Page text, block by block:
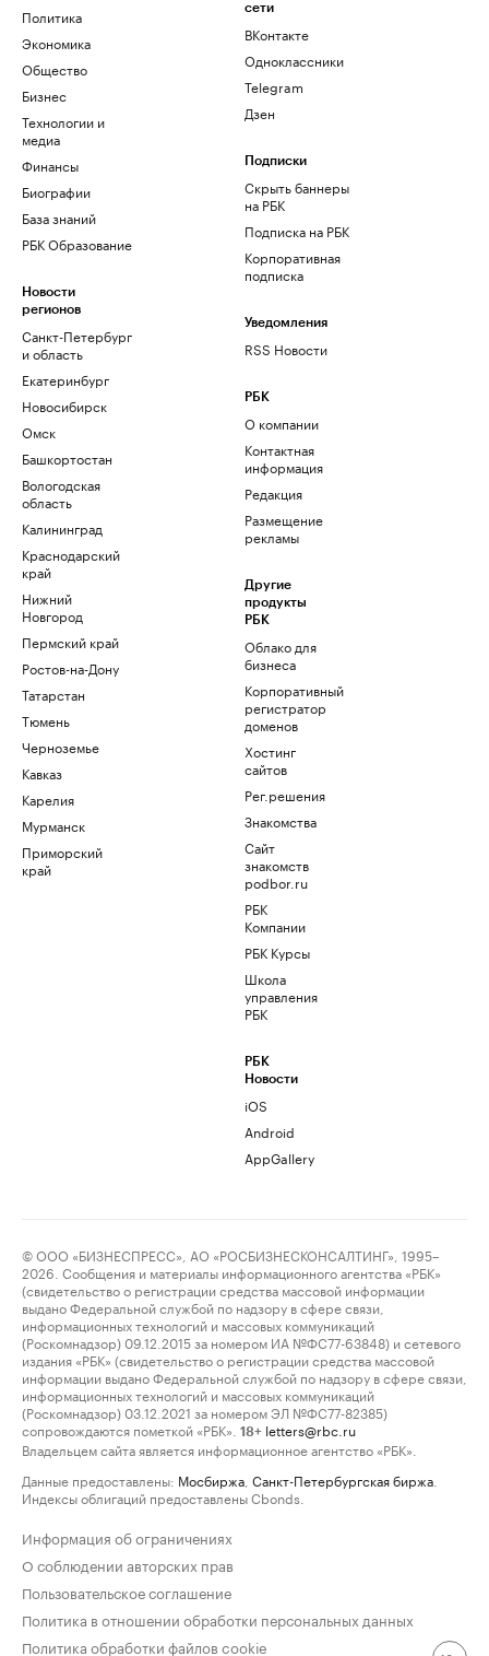
Политика
Экономика
Общество
Бизнес
Технологии и
медиа
Финансы
Биографии
База знаний
РБК Образование
Новости
регионов
Санкт-Петербург
и область
Екатеринбург
Новосибирск
Омск
Башкортостан
Вологодская
область
Калининград
Краснодарский
край
Нижний
Новгород
Пермский край
Ростов-на-Дону
Татарстан
Тюмень
Черноземье
Кавказ
Карелия
Мурманск
Приморский
край
сети
ВКонтакте
Одноклассники
Telegram
Дзен
Подписки
Скрыть баннеры
на РБК
Подписка на РБК
Корпоративная
подписка
Уведомления
RSS Новости
РБК
О компании
Контактная
информация
Редакция
Размещение
рекламы
Другие
продукты
РБК
Облако для
бизнеса
Корпоративный
регистратор
доменов
Хостинг
сайтов
Рег.решения
Знакомства
Сайт
знакомств
podbor.ru
РБК
Компании
РБК Курсы
Школа
управления
РБК
РБК
Новости
iOS
Android
AppGallery
© ООО «БИЗНЕСПРЕСС», АО «РОСБИЗНЕСКОНСАЛТИНГ», 1995–
2026. Сообщения и материалы информационного агентства «РБК»
(свидетельство о регистрации средства массовой информации
выдано Федеральной службой по надзору в сфере связи,
информационных технологий и массовых коммуникаций
(Роскомнадзор) 09.12.2015 за номером ИА №ФС77-63848) и сетевого
издания «РБК» (свидетельство о регистрации средства массовой
информации выдано Федеральной службой по надзору в сфере связи,
информационных технологий и массовых коммуникаций
(Роскомнадзор) 03.12.2021 за номером ЭЛ №ФС77-82385)
сопровождаются пометкой «РБК».
18+ letters@rbc.ru
Владельцем сайта является информационное агентство «РБК».
Данные предоставлены: Мосбиржа Санкт-Петербургская биржа
Индексы облигаций предоставлены Cbonds.
Информация об ограничениях
О соблюдении авторских прав
Пользовательское соглашение
Политика в отношении обработки персональных данных
Политика обработки файлов cookie